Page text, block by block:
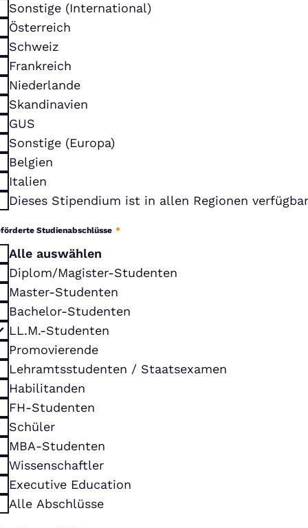
Sonstige (International)
Österreich
Schweiz
Frankreich
Niederlande
Skandinavien
GUS
Sonstige (Europa)
Belgien
Italien
Dieses Stipendium ist in allen Regionen
Studienabschlüsse *
Alle auswählen
Diplom/Magister-Studenten
Master-Studenten
Bachelor-Studenten
LL.M.-Studenten
Promovierende
Lehramtsstudenten / Staatsexamen
Habilitanden
FH-Studenten
Schüler
MBA-Studenten
Wissenschaftler
Executive Education
Alle Abschlüsse